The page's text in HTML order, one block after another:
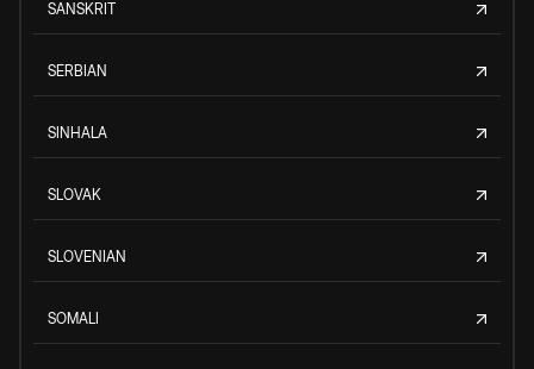
SANSKRIT
SERBIAN
SINHALA
SLOVAK
SLOVENIAN
SOMALI